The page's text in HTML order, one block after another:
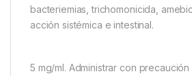
bacteriemias, trichomonicida,
acción sistémica e intestinal.
5 mg/ml. Administrar con